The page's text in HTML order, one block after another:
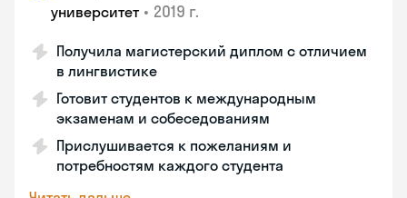
университет • 2019 г.
Получила магистерский диплом с отличием
в лингвистике
Готовит студентов к международным
экзаменам и собеседованиям
Прислушивается к пожеланиям и
потребностям каждого студента